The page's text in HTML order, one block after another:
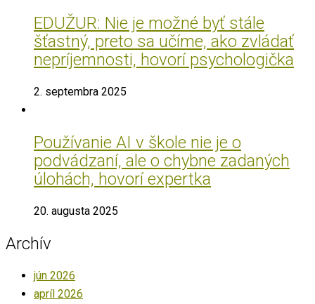
EDUŽUR: Nie je možné byť stále
šťastný, preto sa učíme, ako zvládať
nepríjemnosti, hovorí psychologička
2. septembra 2025
Používanie AI v škole nie je o
podvádzaní, ale o chybne zadaných
úlohách, hovorí expertka
20. augusta 2025
Archív
jún 2026
apríl 2026